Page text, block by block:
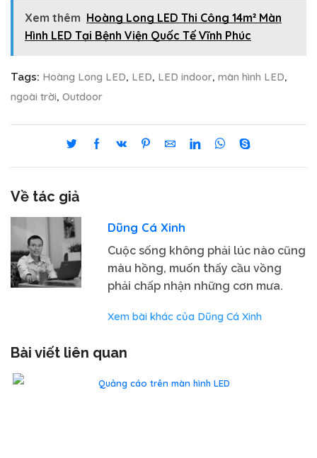
Xem thêm Hoàng Long LED Thi Công 14m² Màn
Hình LED Tại Bệnh Viện Quốc Tế Vĩnh Phúc
Tags: Hoàng Long LED, LED, LED indoor, màn hình LED,
ngoài trời, Outdoor
Về tác giả
Dũng Cá Xinh
Cuộc sống không phải lúc nào cũng
màu hồng, muốn thấy cầu vồng
phải chấp nhận những cơn mưa.
Xem bài khác của Dũng Cá Xinh
Bài viết liên quan